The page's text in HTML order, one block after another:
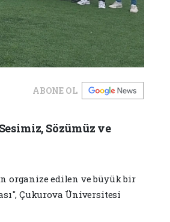
ABONE OL
Sözümüz ve
organize edilen ve büyük bir
Çukurova Üniversitesi